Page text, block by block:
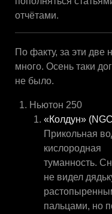
отчётами.
По факту, за эти две
много. Осень таки
не было.
Ньютон 250
«Колдун»
Прикольная
кислородная
туманность.
не видел
пальцами, но